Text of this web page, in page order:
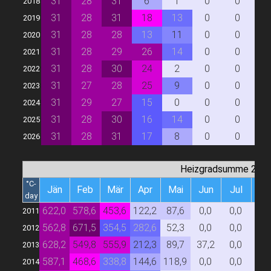
2019 31 28 31 18 13 0 0
2020 31 28 28 13 11 0 0
2021 31 28 29 26 14 0 0
2022 31 28 30 24 2 0 0
2023 31 27 28 25 9 0 0
2024 31 29 27 15 0 0 0
2025 31 28 30 16 14 0 0
2026 31 28 31 17 8 0 0
Heizgradsumme 20/
°C-
day
Jän Feb Mär Apr Mai Jun Jul
2011 622,0 578,6 453,6 122,2 87,6 0,0 0,0
2012 562,8 671,5 354,5 282,6 52,3 0,0 0,0
2013 628,2 549,8 555,9 212,3 89,7 37,2 0,0
2014 587,1 468,6 338,8 144,6 118,9 0,0 0,0